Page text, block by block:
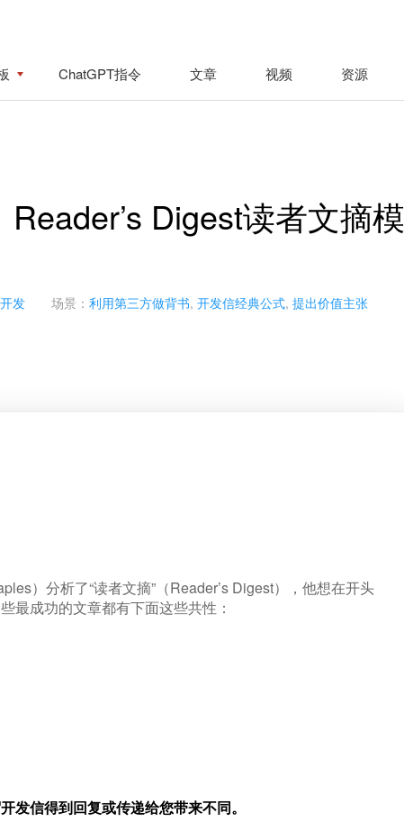
ChatGPT指令 文章 视频 资源
Digest读者文摘模
发 场景： 利用第三方做背书, 开发信经典公式, 提出价值主张
）分析了“读者文摘”（Reader’s Digest），他想在开头
最成功的文章都有下面这些共性：
发信得到回复或传递给您带来不同。